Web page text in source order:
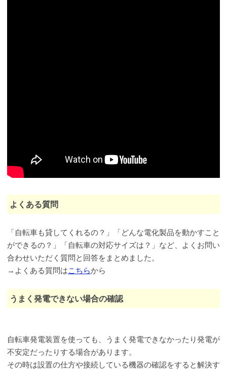
よくある質問
「自転車も貸してくれるの？」「どんな電化製品を動かすこと
ができるの？」「自転車の対応サイズは？」など、よくお問い
合わせいただく質問と回答をまとめました。
→よくある質問はこちらから
うまく発電できない場合の確認
自転車発電装置を使っても、うまく発電できなかったり発電が
不安定だったりする場合があります。
その時は設置の仕方や接続している機器の確認をすると解決す